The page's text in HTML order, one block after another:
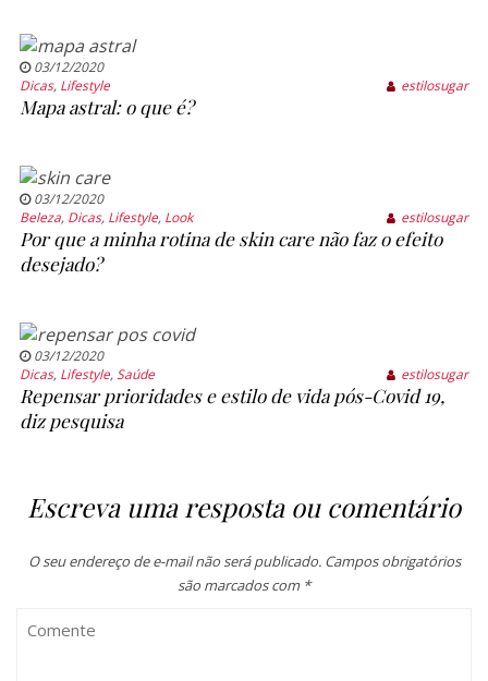
03/12/2020
Dicas, Lifestyle estilosugar
Mapa astral: o que é?
03/12/2020
Beleza, Dicas, Lifestyle, Look estilosugar
Por que a minha rotina de skin care não faz o efeito
desejado?
03/12/2020
Dicas, Lifestyle,Saúde estilosugar
Repensar prioridades e estilo de vida pós-Covid 19,
diz pesquisa
Escreva uma resposta ou comentário
O seu endereço de e-mail não será publicado. Campos obrigatórios
são marcados com *